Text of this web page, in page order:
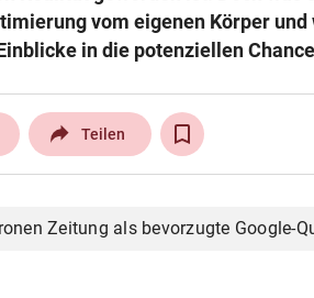
vom eigenen Körper und
in die potenziellen
Teilen
Zeitung als bevorzugte Google-